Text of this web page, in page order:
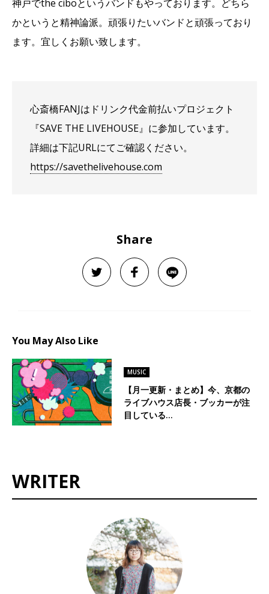
神戸でthe ciboというバンドもやっております。どちら
かというと精神論派。頑張りたいバンドと頑張っており
ます。宜しくお願い致します。
心斎橋FANJは ドリンク代金前払いプロジェクト
『SAVE THE LIVEHOUSE』に参加しています。
詳細は下記URLにてご確認ください。
https://savethelivehouse.com
Share
You May Also Like
MUSIC
【月一更新・まとめ】今、京都の
ライブハウス店長・ブッカーが注
目している…
WRITER